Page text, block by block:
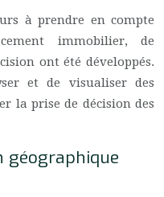
à prendre en compte
immobilier, de
ont été développés.
et de visualiser des
la prise de décision des
géographique